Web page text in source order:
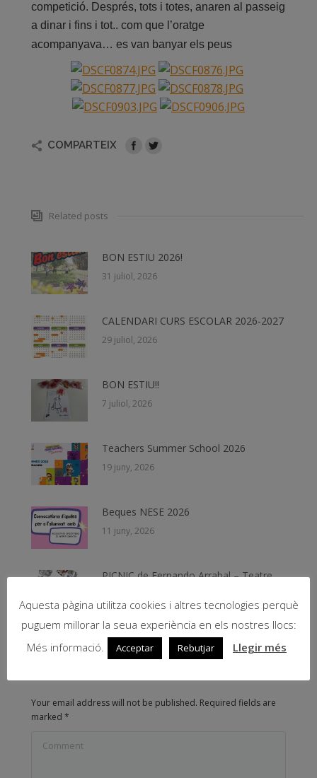
competició. Després, tots i totes, anaren al passeig
a dinar i fins i tot.. com que l’oratge
acompanyava… es van banyar els peus
COMPARTEIX
Related posts
BON ESTIU 2026!
31 juliol, 2026
CALENDARI CURS ESCOLAR 2026-2027
29 juliol, 2026
BON ESTIU!!
7 juliol, 2026
Teachers Summer School 2026
19 juny, 2026
Beques NESE 2026
11 juny, 2026
PICNIC de Fernando Arrabal – Teatre
Leave Comment
Your email address will not be published. Required fields are
marked *
Comment
Aquesta pàgina utilitza cookies i altres tecnologies perquè
puguem millorar la seua experiència en els nostres llocs:
Més informació.
Acceptar Rebutjar Llegir més